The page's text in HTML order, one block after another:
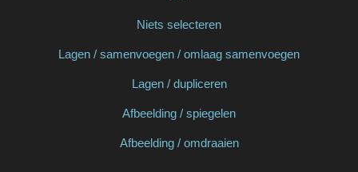
Niets selecteren
Lagen / samenvoegen / omlaag samenvoegen
Lagen / dupliceren
Afbeelding / spiegelen
Afbeelding / omdraaien